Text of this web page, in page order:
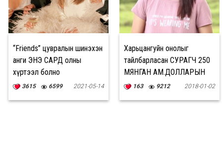
“Friends” цувралын шинэхэн
анги ЭНЭ САРД олны
хүртээл болно
3615 6599 2021-05-14
Харьцангуйн онолыг
тайлбарласан СУРАГЧ 250
МЯНГАН АМ.ДОЛЛАРЫН
ШАГНАЛ хүртлээ
163 9212 2018-01-02